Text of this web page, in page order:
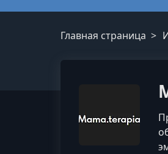
Главная страница